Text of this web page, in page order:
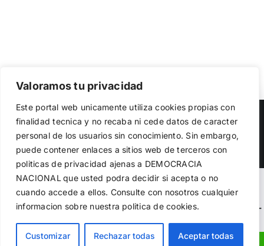
Valoramos tu privacidad
Este portal web unicamente utiliza cookies propias con
finalidad tecnica y no recaba ni cede datos de caracter
personal de los usuarios sin conocimiento. Sin embargo,
puede contener enlaces a sitios web de terceros con
politicas de privacidad ajenas a DEMOCRACIA
NACIONAL que usted podra decidir si acepta o no
cuando accede a ellos. Consulte con nosotros cualquier
informacion sobre nuestra politica de cookies.
Customizar Rechazar todas Aceptar todas
Copyright 2023 | Democracia Nacional | All Rights Reserved
Facebook
TwitterInstagram
Warning: Undefined variable $visibility_homepage in
/home/demopwcr/public_html/wp-content/plugins/kn-
mobile-sharebar/kn_mobile_sharebar.phpon line71
el funcionamiento de la web, medir su uso y mejorar
nuestros servicios. Puede aceptar todas las cookies,
rechazar las no necesarias o configurar sus preferencias.
Política de cookies
Aceptar todo
Rechazar
Configurar